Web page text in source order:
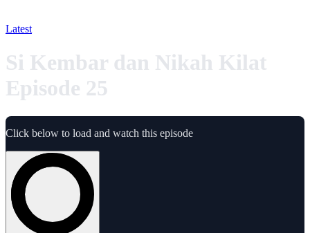
Latest
Si Kembar dan Nikah Kilat
Episode 25
Click below to load and watch this episode